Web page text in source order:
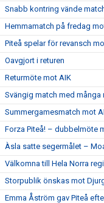
Snabb kontring vände
Hemmamatch på fredag
Piteå spelar för revansch
Oavgjort i returen
Returmöte mot AIK
Svängig match med många
Summergamesmatch mot
Forza Piteå! – dubbelmöte
Àsla satte segermålet –
Välkomna till Hela Norra
Storpublik önskas mot
Emma Åström gav Piteå